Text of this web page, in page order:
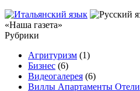
«Наша газета»
Рубрики
Агритуризм (1)
Бизнес (6)
Видеогалерея (6)
Виллы Апартаменты Отели